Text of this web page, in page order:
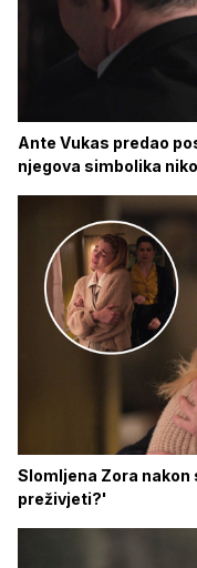
Ante Vukas predao
njegova simbolika
Slomljena Zora nakon
preživjeti?'